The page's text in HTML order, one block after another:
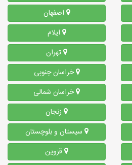
اصفهان
ایلام
تهران
خراسان جنوبی
خراسان شمالی
زنجان
سیستان و بلوچستان
قزوین